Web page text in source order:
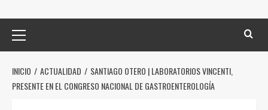
principal
INICIO ACTUALIDAD
SANTIAGO OTERO | LABORATORIOS VINCENTI,
PRESENTE EN EL CONGRESO NACIONAL DE GASTROENTEROLOGÍA